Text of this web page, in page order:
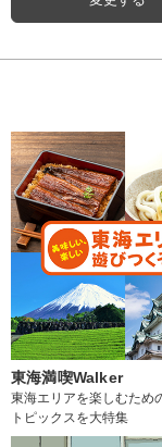
東海満喫Walker
東海エリアを楽しむため
トピックスを大特集